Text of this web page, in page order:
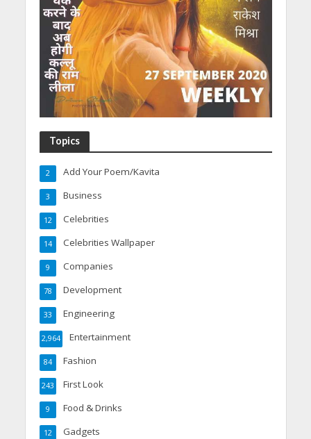
Topics
Add Your Poem/Kavita
2
Business
3
Celebrities
12
Celebrities Wallpaper
14
Companies
9
Development
78
Engineering
33
Entertainment
2,964
Fashion
84
First Look
243
Food & Drinks
9
Gadgets
12